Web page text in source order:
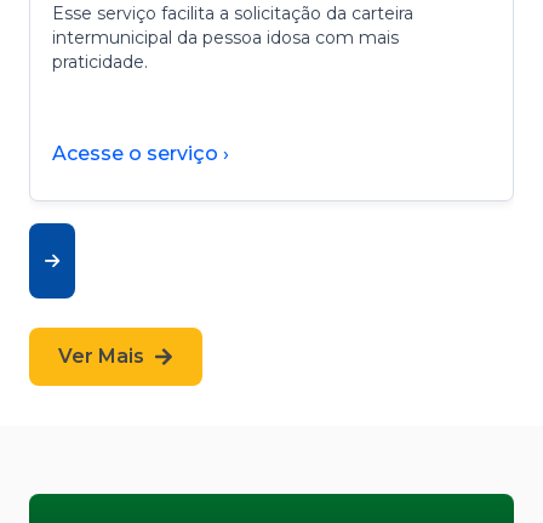
Esse serviço facilita a solicitação da carteira
intermunicipal da pessoa idosa com mais
praticidade.
Acesse o serviço ›
Ver Mais